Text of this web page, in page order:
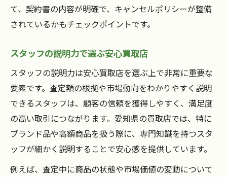
て、契約書の内容が明確で、キャンセルポリシーが整備
されているかもチェックポイントです。
スタッフの説明力で選ぶ安心買取店
スタッフの説明力は安心買取店を選ぶ上で非常に重要な
要素です。査定額の根拠や市場動向をわかりやすく説明
できるスタッフは、顧客の信頼を獲得しやすく、満足度
の高い取引につながります。愛知県の買取店では、特に
ブランド品や高額商品を扱う際に、専門知識を持つスタ
ッフが細かく説明することで安心感を提供しています。
例えば、査定中に商品の状態や市場価値の変動について